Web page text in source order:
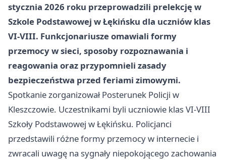
stycznia 2026 roku przeprowadzili prelekcję w
Szkole Podstawowej w Łękińsku dla uczniów klas
VI-VIII. Funkcjonariusze omawiali formy
przemocy w sieci, sposoby rozpoznawania i
reagowania oraz przypomnieli zasady
bezpieczeństwa przed feriami zimowymi.
Spotkanie zorganizował Posterunek Policji w
Kleszczowie. Uczestnikami byli uczniowie klas VI-VIII
Szkoły Podstawowej w Łękińsku. Policjanci
przedstawili różne formy przemocy w internecie i
zwracali uwagę na sygnały niepokojącego zachowania